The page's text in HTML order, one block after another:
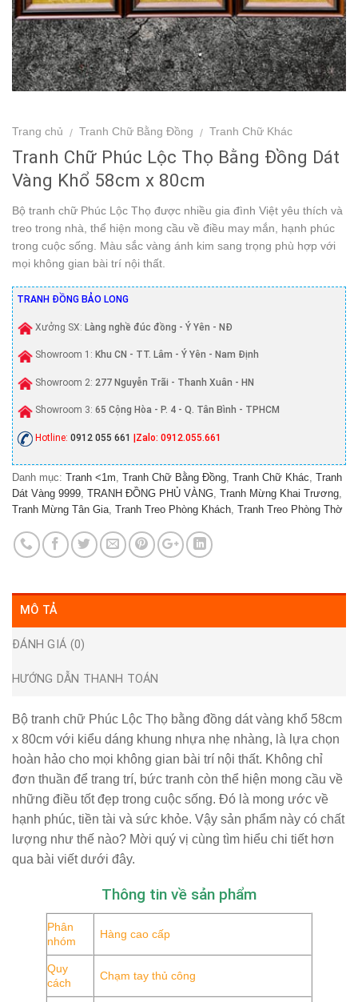
Trang chủ / Tranh Chữ Bằng Đồng / Tranh Chữ Khác
Tranh Chữ Phúc Lộc Thọ Bằng Đồng Dát
Vàng Khổ 58cm x 80cm
Bộ tranh chữ Phúc Lộc Thọ được nhiều gia đình Việt yêu thích và
treo trong nhà, thể hiện mong cầu về điều may mắn, hạnh phúc
trong cuộc sống. Màu sắc vàng ánh kim sang trọng phù hợp với
mọi không gian bài trí nội thất.
TRANH ĐỒNG BẢO LONG
Xưởng SX: Làng nghề đúc đồng - Ý Yên - NĐ
Showroom 1: Khu CN - TT. Lâm - Ý Yên - Nam Định
Showroom 2: 277 Nguyễn Trãi - Thanh Xuân - HN
Showroom 3: 65 Cộng Hòa - P. 4 - Q. Tân Bình - TPHCM
Hotline: 0912 055 661 |Zalo: 0912.055.661
Danh mục: Tranh <1m Tranh Chữ Bằng Đồng Tranh Chữ Khác Tranh
Dát Vàng 9999 TRANH ĐỒNG PHỦ VÀNG Tranh Mừng Khai Trương
Tranh Mừng Tân Gia Tranh Treo Phòng Khách Tranh Treo Phòng Thờ
MÔ TẢ
ĐÁNH GIÁ (0)
HƯỚNG DẪN THANH TOÁN
Bộ tranh chữ Phúc Lộc Thọ bằng đồng dát vàng khổ 58cm
x 80cm với kiểu dáng khung nhựa nhẹ nhàng, là lựa chọn
hoàn hảo cho mọi không gian bài trí nội thất. Không chỉ
đơn thuần để trang trí, bức tranh còn thể hiện mong cầu về
những điều tốt đẹp trong cuộc sống. Đó là mong ước về
hạnh phúc, tiền tài và sức khỏe. Vậy sản phẩm này có chất
lượng như thế nào? Mời quý vị cùng tìm hiểu chi tiết hơn
qua bài viết dưới đây.
Thông tin về sản phẩm
Phân
nhóm
Hàng cao cấp
Quy
cách
Chạm tay thủ công